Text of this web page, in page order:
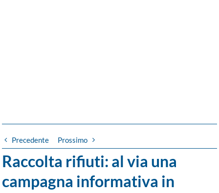
Precedente Prossimo
Raccolta rifiuti: al via una
campagna informativa in